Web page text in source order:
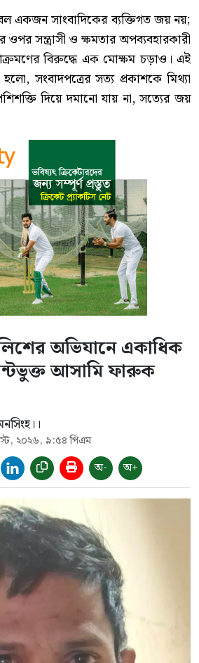
একজন সাংবাদিকের ব্যক্তিগত জয় নয়;
ওপর সন্ত্রাসী ও ক্ষমতার অপব্যবহারকারী
বিরুদ্ধে এক মোক্ষম চড়াও। এই
হলো, সংবাদপত্রের সত্য প্রকাশকে মিথ্যা
দিয়ে দমানো যায় না, সত্যের জয়
অভিযানে একাধিক
আসামি ফারুক
২০২৬, ৯:৫৪ পিএম
অ- অ+